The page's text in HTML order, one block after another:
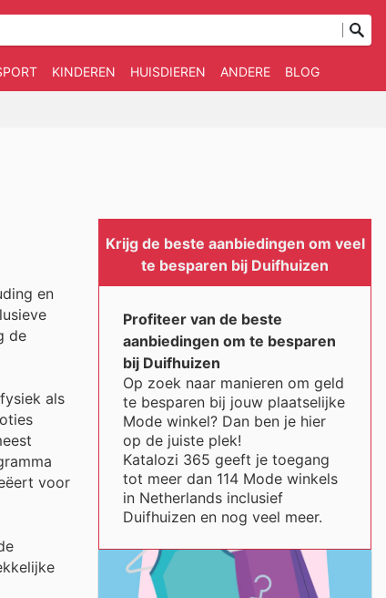
KINDEREN HUISDIEREN ANDERE BLOG
en
de
als
voor
Krijg de beste aanbiedingen om veel
te besparen bij Duifhuizen
Profiteer van de beste
aanbiedingen om te besparen
bij Duifhuizen
Op zoek naar manieren om geld
te besparen bij jouw plaatselijke
Mode winkel? Dan ben je hier
op de juiste plek!
Katalozi 365 geeft je toegang
tot meer dan 114 Mode winkels
in Netherlands inclusief
Duifhuizen en nog veel meer.